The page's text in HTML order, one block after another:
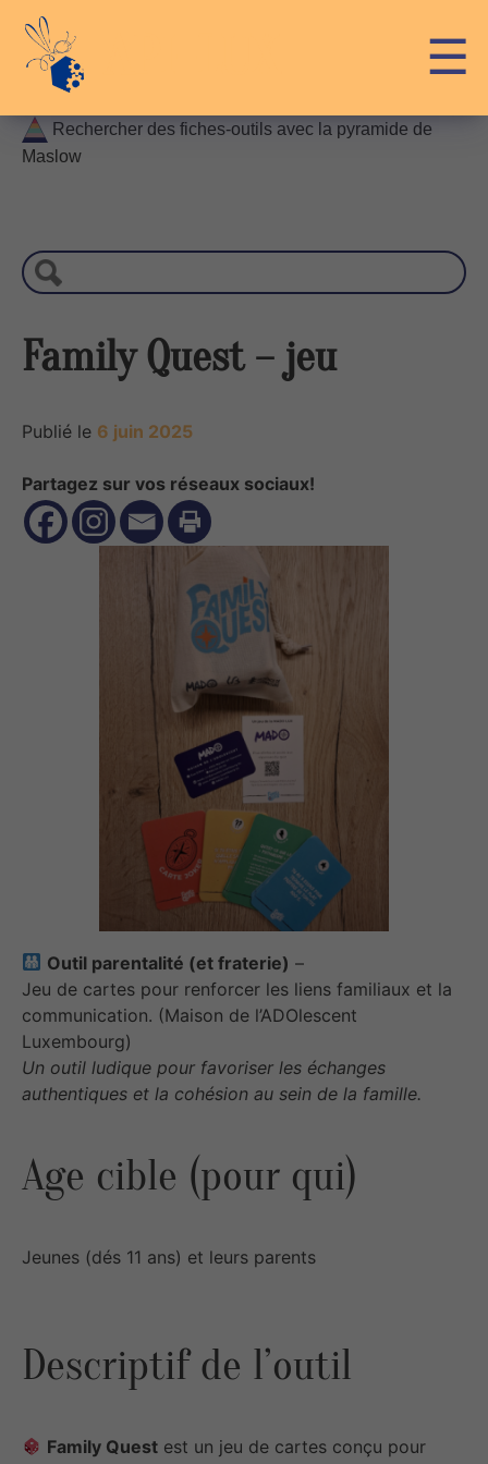
content
☰
Rechercher des fiches-outils avec la pyramide de
Maslow
c
h
r
c
Family Quest – jeu
Publié le 6 juin 2025
Partagez sur vos réseaux sociaux!
Outil parentalité (et fraterie) –
Jeu de cartes pour renforcer les liens familiaux et la
communication. (Maison de l’ADOlescent
Luxembourg)
Un outil ludique pour favoriser les échanges
authentiques et la cohésion au sein de la famille.
Age cible (pour qui)
Jeunes (dés 11 ans) et leurs parents
Descriptif de l’outil
Family Quest est un jeu de cartes conçu pour